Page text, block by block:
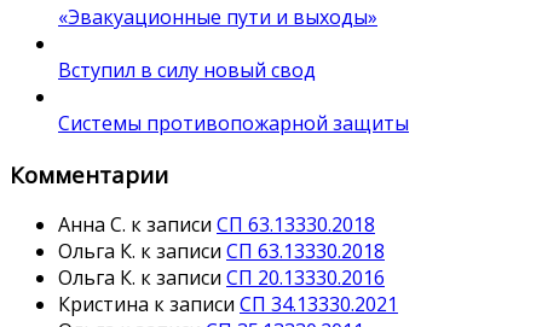
«Эвакуационные пути и выходы»
Вступил в силу новый свод
Системы противопожарной защиты
Комментарии
Анна С. к записи СП 63.13330.2018
Ольга К. к записи СП 63.13330.2018
Ольга К. к записи СП 20.13330.2016
Кристина к записи СП 34.13330.2021